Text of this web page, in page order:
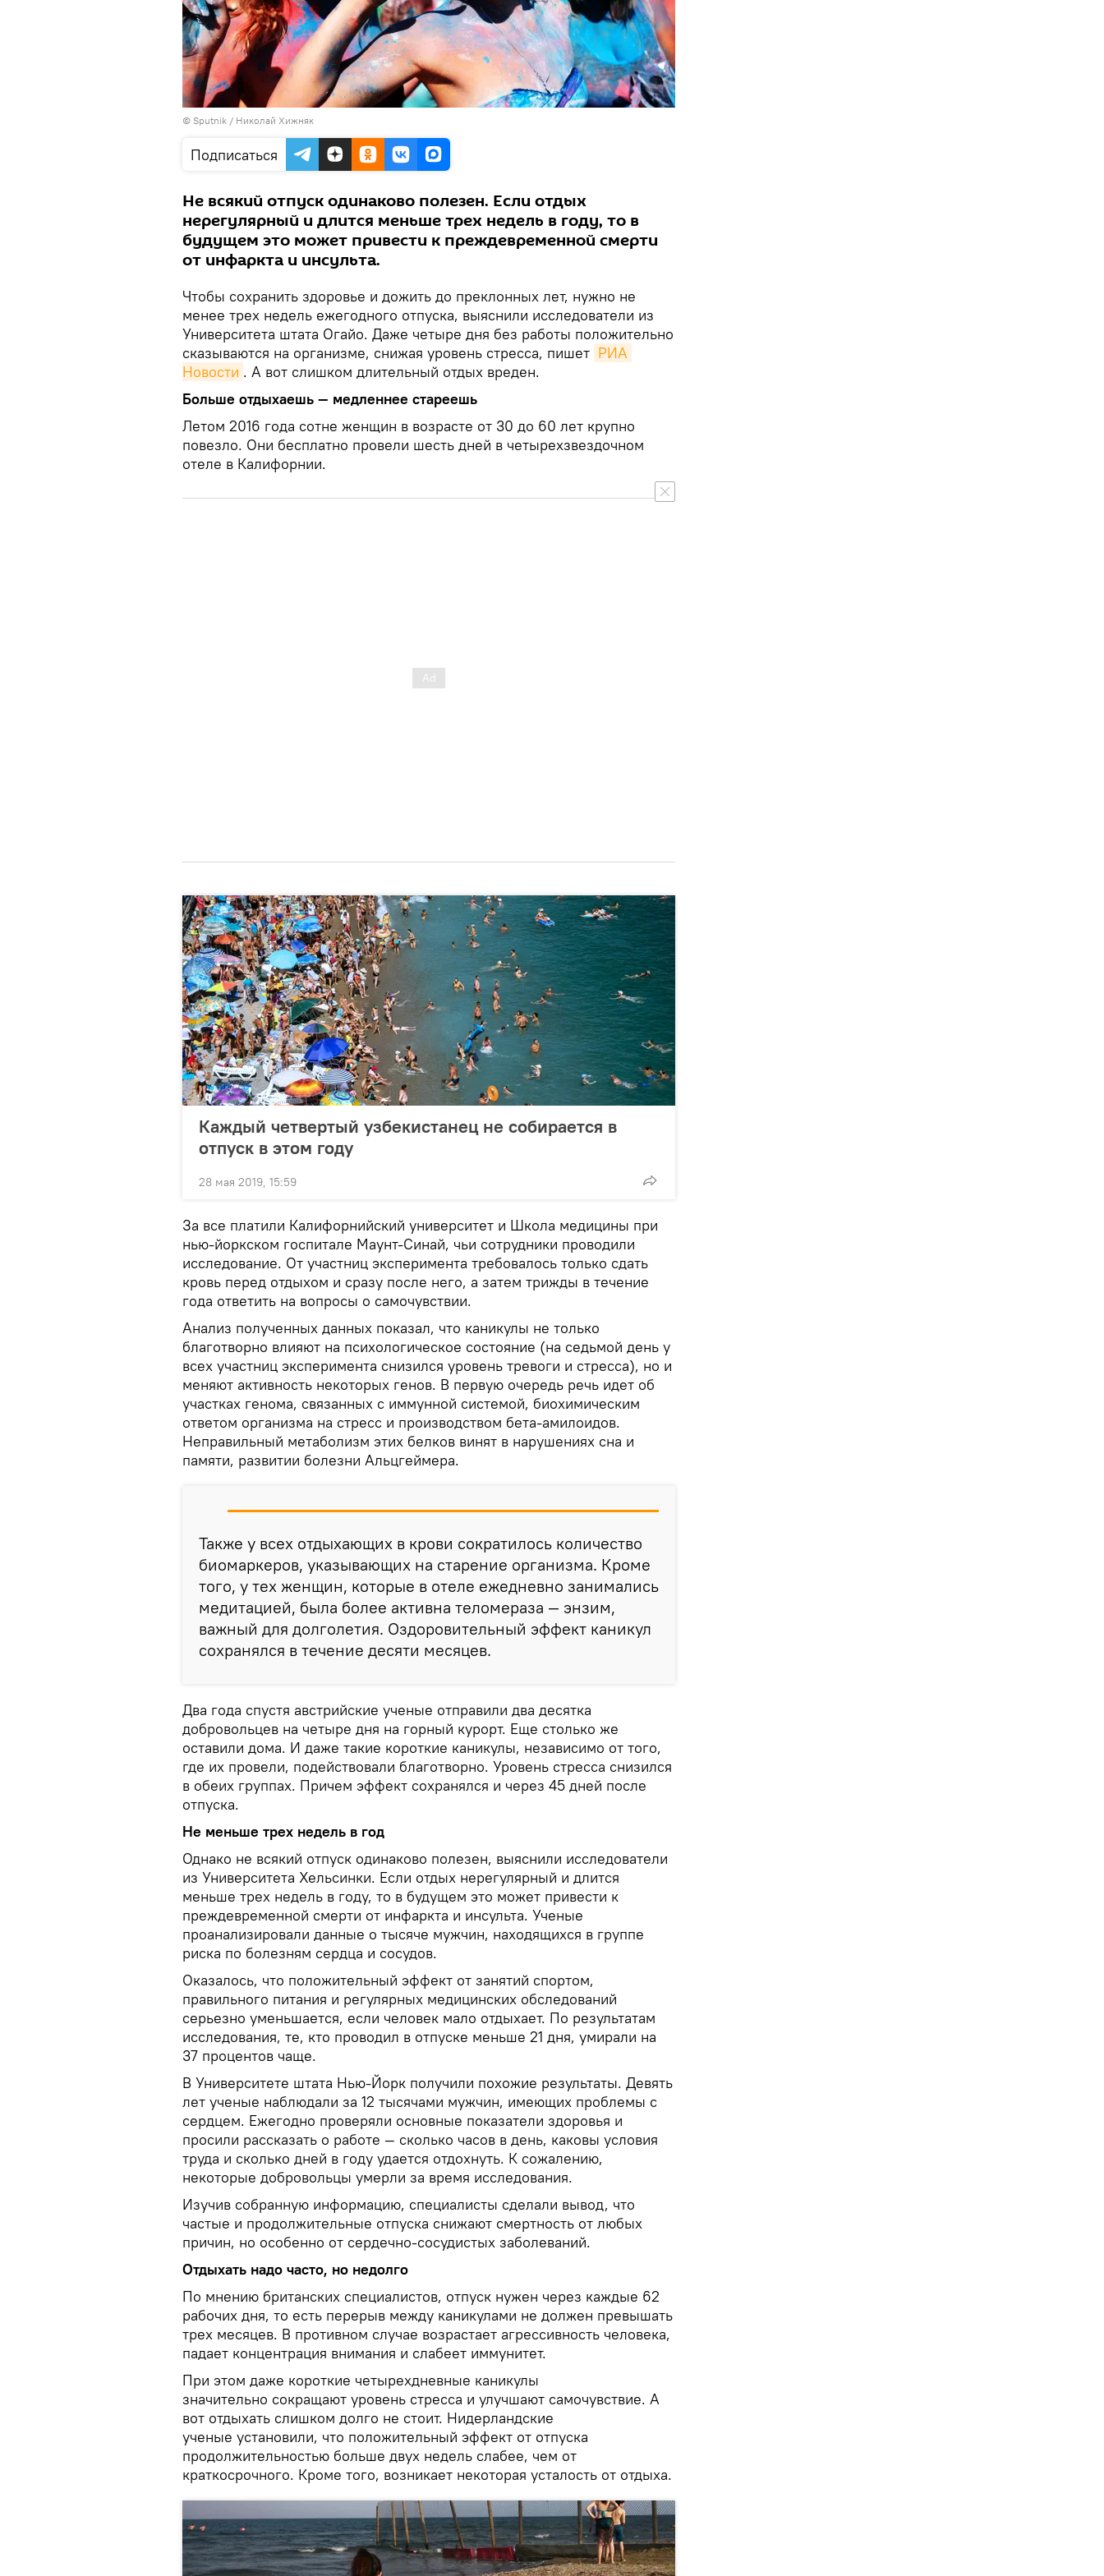
© Sputnik / Николай Хижняк
Подписаться
Не всякий отпуск одинаково полезен. Если отдых
нерегулярный и длится меньше трех недель в году, то в
будущем это может привести к преждевременной смерти
от инфаркта и инсульта.
Чтобы сохранить здоровье и дожить до преклонных лет, нужно не
менее трех недель ежегодного отпуска, выяснили исследователи из
Университета штата Огайо. Даже четыре дня без работы положительно
сказываются на организме, снижая уровень стресса, пишет РИА
Новости . А вот слишком длительный отдых вреден.
Больше отдыхаешь — медленнее стареешь
Летом 2016 года сотне женщин в возрасте от 30 до 60 лет крупно
повезло. Они бесплатно провели шесть дней в четырехзвездочном
отеле в Калифорнии.
Каждый четвертый узбекистанец не собирается в
отпуск в этом году
28 мая 2019, 15:59
За все платили Калифорнийский университет и Школа медицины при
нью-йоркском госпитале Маунт-Синай, чьи сотрудники проводили
исследование. От участниц эксперимента требовалось только сдать
кровь перед отдыхом и сразу после него, а затем трижды в течение
года ответить на вопросы о самочувствии.
Анализ полученных данных показал, что каникулы не только
благотворно влияют на психологическое состояние (на седьмой день у
всех участниц эксперимента снизился уровень тревоги и стресса), но и
меняют активность некоторых генов. В первую очередь речь идет об
участках генома, связанных с иммунной системой, биохимическим
ответом организма на стресс и производством бета-амилоидов.
Неправильный метаболизм этих белков винят в нарушениях сна и
памяти, развитии болезни Альцгеймера.
Также у всех отдыхающих в крови сократилось количество
биомаркеров, указывающих на старение организма. Кроме
того, у тех женщин, которые в отеле ежедневно занимались
медитацией, была более активна теломераза — энзим,
важный для долголетия. Оздоровительный эффект каникул
сохранялся в течение десяти месяцев.
Два года спустя австрийские ученые отправили два десятка
добровольцев на четыре дня на горный курорт. Еще столько же
оставили дома. И даже такие короткие каникулы, независимо от того,
где их провели, подействовали благотворно. Уровень стресса снизился
в обеих группах. Причем эффект сохранялся и через 45 дней после
отпуска.
Не меньше трех недель в год
Однако не всякий отпуск одинаково полезен, выяснили исследователи
из Университета Хельсинки. Если отдых нерегулярный и длится
меньше трех недель в году, то в будущем это может привести к
преждевременной смерти от инфаркта и инсульта. Ученые
проанализировали данные о тысяче мужчин, находящихся в группе
риска по болезням сердца и сосудов.
Оказалось, что положительный эффект от занятий спортом,
правильного питания и регулярных медицинских обследований
серьезно уменьшается, если человек мало отдыхает. По результатам
исследования, те, кто проводил в отпуске меньше 21 дня, умирали на
37 процентов чаще.
В Университете штата Нью-Йорк получили похожие результаты. Девять
лет ученые наблюдали за 12 тысячами мужчин, имеющих проблемы с
сердцем. Ежегодно проверяли основные показатели здоровья и
просили рассказать о работе — сколько часов в день, каковы условия
труда и сколько дней в году удается отдохнуть. К сожалению,
некоторые добровольцы умерли за время исследования.
Изучив собранную информацию, специалисты сделали вывод, что
частые и продолжительные отпуска снижают смертность от любых
причин, но особенно от сердечно-сосудистых заболеваний.
Отдыхать надо часто, но недолго
По мнению британских специалистов, отпуск нужен через каждые 62
рабочих дня, то есть перерыв между каникулами не должен превышать
трех месяцев. В противном случае возрастает агрессивность человека,
падает концентрация внимания и слабеет иммунитет.
При этом даже короткие четырехдневные каникулы
значительно сокращают уровень стресса и улучшают самочувствие. А
вот отдыхать слишком долго не стоит. Нидерландские
ученые установили, что положительный эффект от отпуска
продолжительностью больше двух недель слабее, чем от
краткосрочного. Кроме того, возникает некоторая усталость от отдыха.